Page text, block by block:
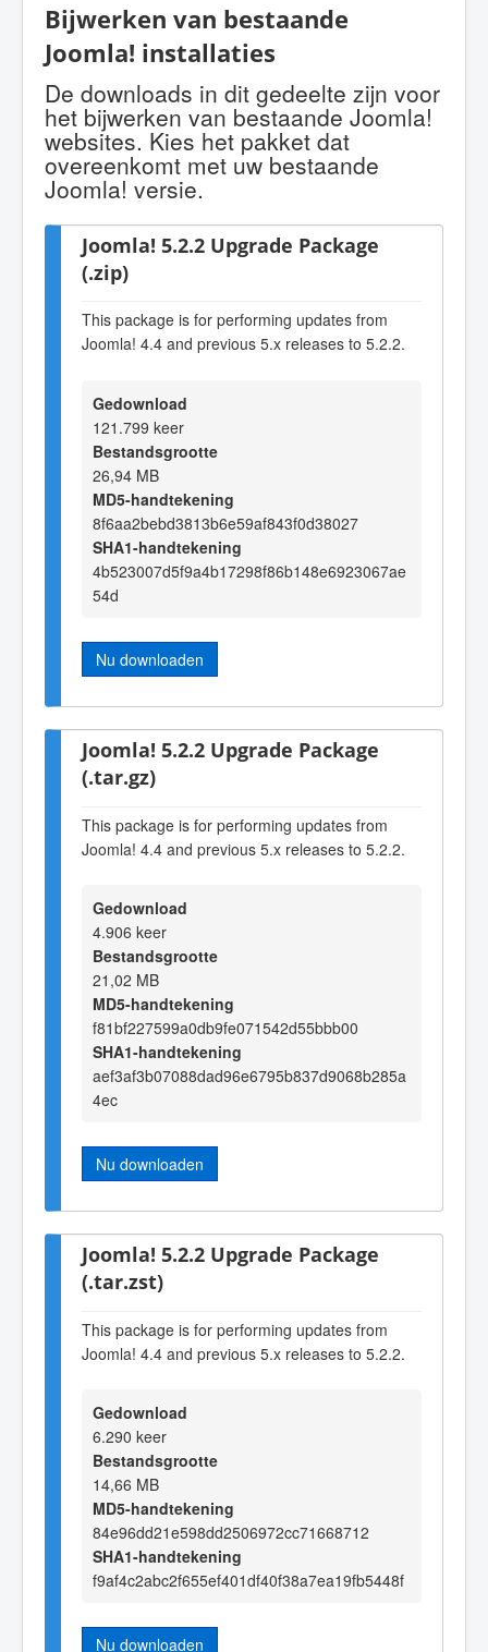
Bijwerken van bestaande
Joomla! installaties
De downloads in dit gedeelte zijn voor
het bijwerken van bestaande Joomla!
websites. Kies het pakket dat
overeenkomt met uw bestaande
Joomla! versie.
Joomla! 5.2.2 Upgrade Package
(.zip)
This package is for performing updates from
Joomla! 4.4 and previous 5.x releases to 5.2.2.
Gedownload
121.799 keer
Bestandsgrootte
26,94 MB
MD5-handtekening
8f6aa2bebd3813b6e59af843f0d38027
SHA1-handtekening
4b523007d5f9a4b17298f86b148e6923067ae
54d
Nu downloaden
Joomla! 5.2.2 Upgrade Package
(.tar.gz)
This package is for performing updates from
Joomla! 4.4 and previous 5.x releases to 5.2.2.
Gedownload
4.906 keer
Bestandsgrootte
21,02 MB
MD5-handtekening
f81bf227599a0db9fe071542d55bbb00
SHA1-handtekening
aef3af3b07088dad96e6795b837d9068b285a
4ec
Nu downloaden
Joomla! 5.2.2 Upgrade Package
(.tar.zst)
This package is for performing updates from
Joomla! 4.4 and previous 5.x releases to 5.2.2.
Gedownload
6.290 keer
Bestandsgrootte
14,66 MB
MD5-handtekening
84e96dd21e598dd2506972cc71668712
SHA1-handtekening
f9af4c2abc2f655ef401df40f38a7ea19fb5448f
Nu downloaden